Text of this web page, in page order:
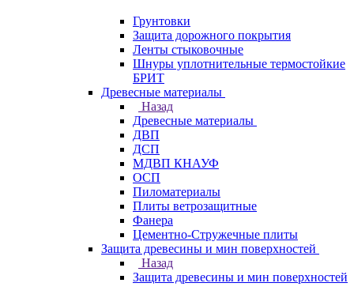
Грунтовки
Защита дорожного покрытия
Ленты стыковочные
Шнуры уплотнительные термостойкие
БРИТ
Древесные материалы
Назад
Древесные материалы
ДВП
ДСП
МДВП КНАУФ
ОСП
Пиломатериалы
Плиты ветрозащитные
Фанера
Цементно-Стружечные плиты
Защита древесины и мин поверхностей
Назад
Защита древесины и мин поверхностей